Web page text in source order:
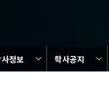
정보 학사공지